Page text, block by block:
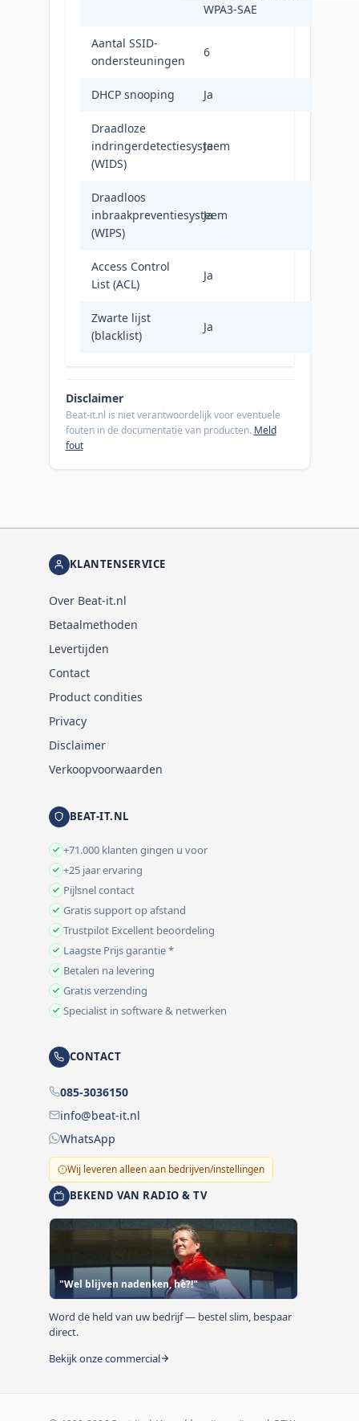
WPA3-SAE
Aantal SSID-
ondersteuningen
6
DHCP snooping Ja
Draadloze
indringerdetectiesysteem
(WIDS)
Ja
Draadloos
inbraakpreventiesysteem
(WIPS)
Ja
Access Control
List (ACL)
Ja
Zwarte lijst
(blacklist)
Ja
Disclaimer
Beat-it.nl is niet verantwoordelijk voor eventuele
fouten in de documentatie van producten. Meld
fout
KLANTENSERVICE
Over Beat-it.nl
Betaalmethoden
Levertijden
Contact
Product condities
Privacy
Disclaimer
Verkoopvoorwaarden
BEAT-IT.NL
+71.000 klanten gingen u voor
+25 jaar ervaring
Pijlsnel contact
Gratis support op afstand
Trustpilot Excellent beoordeling
Laagste Prijs garantie *
Betalen na levering
Gratis verzending
Specialist in software & netwerken
CONTACT
085-3036150
info@beat-it.nl
WhatsApp
Wij leveren alleen aan bedrijven/instellingen
BEKEND VAN RADIO & TV
"Wel blijven nadenken, hè?!"
Word de held van uw bedrijf — bestel slim, bespaar
direct.
Bekijk onze commercial